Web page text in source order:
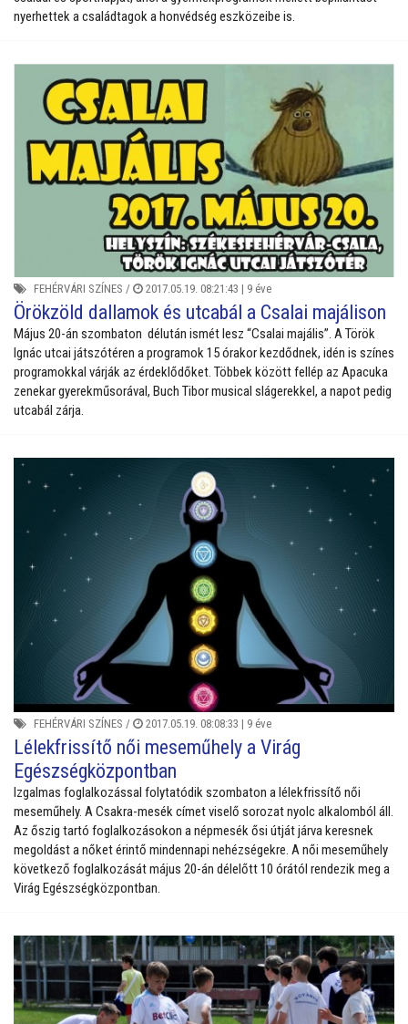
nyerhettek a családtagok a honvédség eszközeibe is.
FEHÉRVÁRI SZÍNES / 2017.05.19. 08:21:43 | 9 éve
Örökzöld dallamok és utcabál a Csalai majálison
Május 20-án szombaton délután ismét lesz “Csalai majális”. A Török
Ignác utcai játszótéren a programok 15 órakor kezdődnek, idén is színes
programokkal várják az érdeklődőket. Többek között fellép az Apacuka
zenekar gyerekműsorával, Buch Tibor musical slágerekkel, a napot pedig
utcabál zárja.
FEHÉRVÁRI SZÍNES / 2017.05.19. 08:08:33 | 9 éve
Lélekfrissítő női meseműhely a Virág
Egészségközpontban
Izgalmas foglalkozással folytatódik szombaton a lélekfrissítő női
meseműhely. A Csakra-mesék címet viselő sorozat nyolc alkalomból áll.
Az őszig tartó foglalkozásokon a népmesék ősi útját járva keresnek
megoldást a nőket érintő mindennapi nehézségekre. A női meseműhely
következő foglalkozását május 20-án délelőtt 10 órától rendezik meg a
Virág Egészségközpontban.